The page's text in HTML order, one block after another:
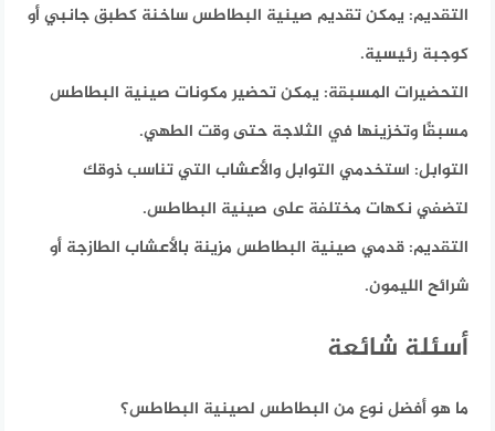
التقديم: يمكن تقديم صينية البطاطس ساخنة كطبق جانبي أو
كوجبة رئيسية.
التحضيرات المسبقة: يمكن تحضير مكونات صينية البطاطس
مسبقًا وتخزينها في الثلاجة حتى وقت الطهي.
التوابل: استخدمي التوابل والأعشاب التي تناسب ذوقك
لتضفي نكهات مختلفة على صينية البطاطس.
التقديم: قدمي صينية البطاطس مزينة بالأعشاب الطازجة أو
شرائح الليمون.
أسئلة شائعة
ما هو أفضل نوع من البطاطس لصينية البطاطس؟